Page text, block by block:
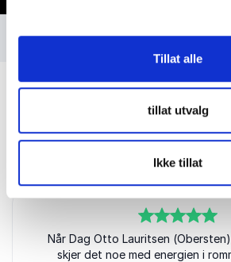
Tillat alle
tillat utvalg
Ikke tillat
Kundeanmeldelser
av 5
Når Dag Otto Lauritsen
skjer det noe med energien i